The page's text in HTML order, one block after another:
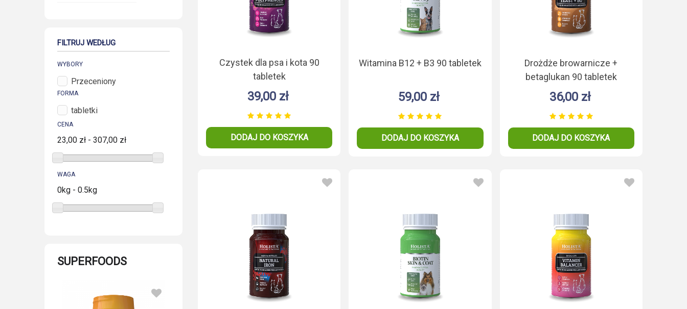
FILTRUJ WEDŁUG
WYBORY
Przeceniony
FORMA
tabletki
CENA
23,00 zł - 307,00 zł
WAGA
0kg - 0.5kg
SUPERFOODS
Czystek dla psa i kota 90
tabletek
39,00 zł
DODAJ DO KOSZYKA
Witamina B12 + B3 90 tabletek
59,00 zł
DODAJ DO KOSZYKA
Drożdże browarnicze +
betaglukan 90 tabletek
36,00 zł
DODAJ DO KOSZYKA